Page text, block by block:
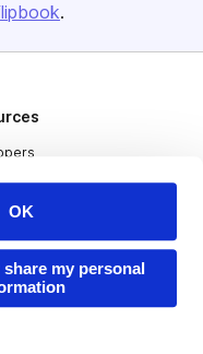
OK
my personal
.
Directory